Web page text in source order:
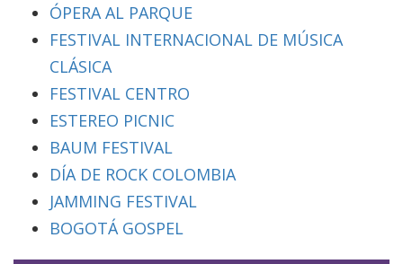
ÓPERA AL PARQUE
FESTIVAL INTERNACIONAL DE MÚSICA
CLÁSICA
FESTIVAL CENTRO
ESTEREO PICNIC
BAUM FESTIVAL
DÍA DE ROCK COLOMBIA
JAMMING FESTIVAL
BOGOTÁ GOSPEL